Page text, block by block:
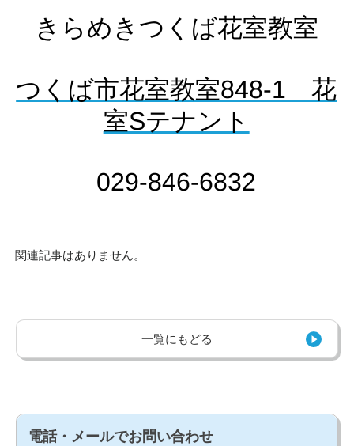
きらめきつくば花室教室
つくば市花室教室848-1 花
室Sテナント
029-846-6832
関連記事はありません。
一覧にもどる
電話・メールでお問い合わせ